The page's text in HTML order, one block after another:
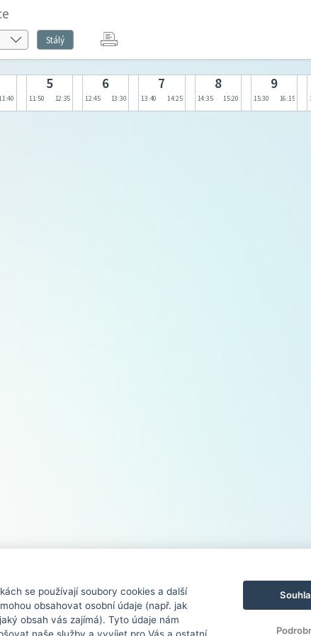
Stálý
5
11:50 12:35
6
12:45 13:30
7
13:40 14:25
8
14:35 15:20
9
15:30 16:15
se používají soubory cookies a další
obsahovat osobní údaje (např. jak
obsah vás zajímá). Tyto údaje nám